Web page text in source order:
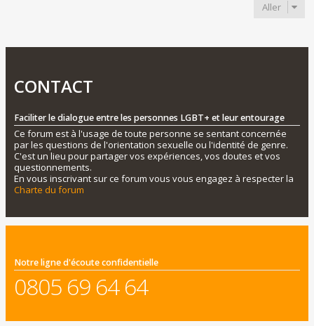
Aller
CONTACT
Faciliter le dialogue entre les personnes LGBT+ et leur entourage
Ce forum est à l'usage de toute personne se sentant concernée
par les questions de l'orientation sexuelle ou l'identité de genre.
C'est un lieu pour partager vos expériences, vos doutes et vos
questionnements.
En vous inscrivant sur ce forum vous vous engagez à respecter la
Charte du forum
Notre ligne d'écoute confidentielle
0805 69 64 64